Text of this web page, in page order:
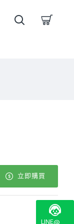
立即購買
LINE@